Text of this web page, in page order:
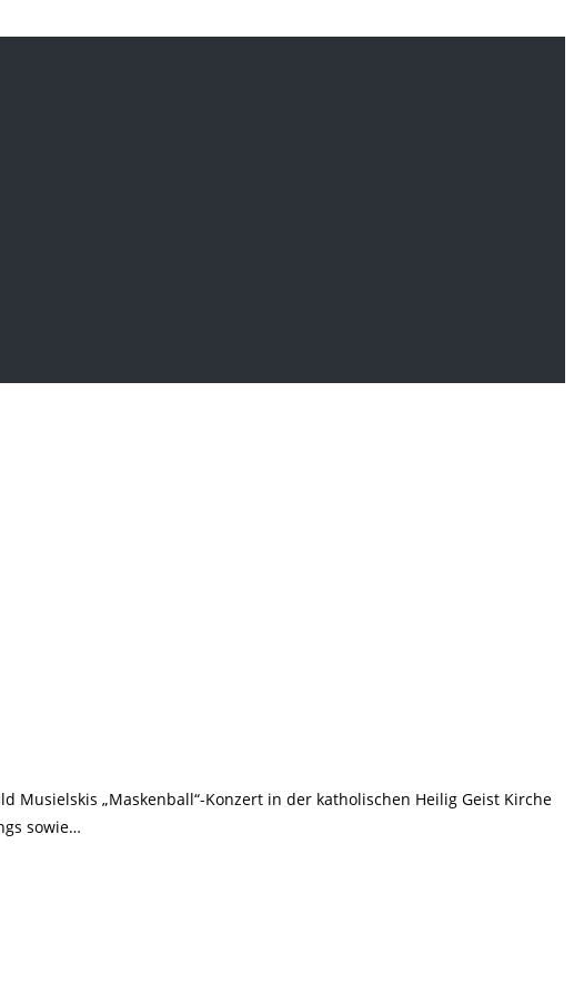
„Maskenball“-Konzert in der katholischen Heilig Geist Kirche
sowie…